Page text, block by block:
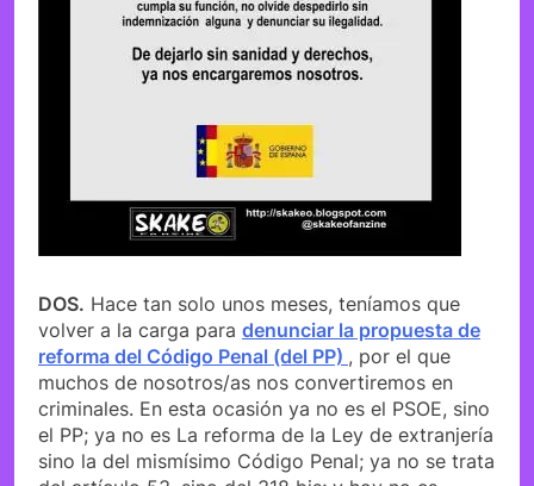
DOS. Hace tan solo unos meses, teníamos que
volver a la carga para denunciar la propuesta de
reforma del Código Penal (del PP) , por el que
muchos de nosotros/as nos convertiremos en
criminales. En esta ocasión ya no es el PSOE, sino
el PP; ya no es La reforma de la Ley de extranjería
sino la del mismísimo Código Penal; ya no se trata